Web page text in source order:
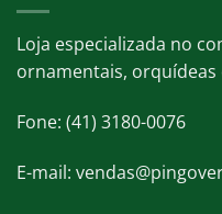
Loja especializada no
ornamentais,
Fone: (41) 3180-0076
E-mail: